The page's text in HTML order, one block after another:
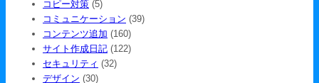
コピー対策 (5)
コミュニケーション (39)
コンテンツ追加 (160)
サイト作成日記 (122)
セキュリティ (32)
デザイン (30)